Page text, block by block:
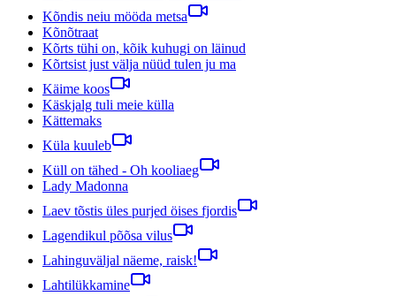
Kõndis neiu mööda metsa
Kõnõtraat
Kõrts tühi on, kõik kuhugi on läinud
Kõrtsist just välja nüüd tulen ju ma
Käime koos
Käskjalg tuli meie külla
Kättemaks
Küla kuuleb
Küll on tähed - Oh kooliaeg
Lady Madonna
Laev tõstis üles purjed öises fjordis
Lagendikul põõsa vilus
Lahinguväljal näeme, raisk!
Lahtilükkamine